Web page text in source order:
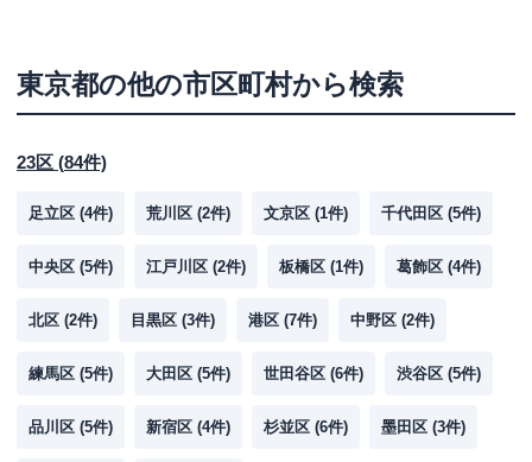
東京都の他の市区町村から検索
23区 (84件)
足立区 (4件) 荒川区 (2件) 文京区 (1件) 千代田区 (5件)
中央区 (5件) 江戸川区 (2件) 板橋区 (1件) 葛飾区 (4件)
北区 (2件) 目黒区 (3件) 港区 (7件) 中野区 (2件)
練馬区 (5件) 大田区 (5件) 世田谷区 (6件) 渋谷区 (5件)
品川区 (5件) 新宿区 (4件) 杉並区 (6件) 墨田区 (3件)